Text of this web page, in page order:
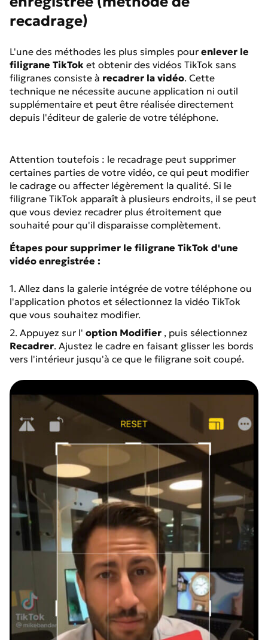
recadrage)
L'une des méthodes les plus simples pour enlever le
filigrane TikTok et obtenir des vidéos TikTok sans
filigranes consiste à recadrer la vidéo. Cette
technique ne nécessite aucune application ni outil
supplémentaire et peut être réalisée directement
depuis l'éditeur de galerie de votre téléphone.
Attention toutefois : le recadrage peut supprimer
certaines parties de votre vidéo, ce qui peut modifier
le cadrage ou affecter légèrement la qualité. Si le
filigrane TikTok apparaît à plusieurs endroits, il se peut
que vous deviez recadrer plus étroitement que
souhaité pour qu'il disparaisse complètement.
Étapes pour supprimer le filigrane TikTok d'une
vidéo enregistrée :
1. Allez dans la galerie intégrée de votre téléphone ou
l'application photos et sélectionnez la vidéo TikTok
que vous souhaitez modifier.
2. Appuyez sur l' option Modifier , puis sélectionnez
Recadrer. Ajustez le cadre en faisant glisser les bords
vers l'intérieur jusqu'à ce que le filigrane soit coupé.